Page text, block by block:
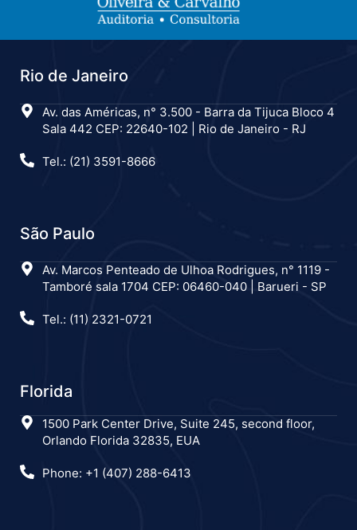
Rio de Janeiro
Av. das Américas, n° 3.500 - Barra da Tijuca Bloco 4
Sala 442 CEP: 22640-102 | Rio de Janeiro - RJ
Tel.: (21) 3591-8666
São Paulo
Av. Marcos Penteado de Ulhoa Rodrigues, n° 1119 -
Tamboré sala 1704 CEP: 06460-040 | Barueri - SP
Tel.: (11) 2321-0721
Florida
1500 Park Center Drive, Suite 245, second floor,
Orlando Florida 32835, EUA
Phone: +1 (407) 288-6413